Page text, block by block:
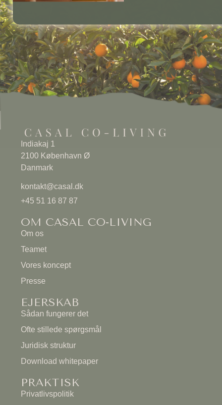
Indiakaj 1
2100 København Ø
Danmark
kontakt@casal.dk
+45 51 16 87 87
OM CASAL CO-LIVING
Om os
Teamet
Vores koncept
Presse
EJERSKAB
Sådan fungerer det
Ofte stillede spørgsmål
Juridisk struktur
Download whitepaper
PRAKTISK
Privatlivspolitik